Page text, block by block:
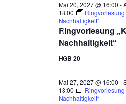
Ringvorlesung
Nachhaltigkeit“
Mai 20, 2027 @ 16:00 -
18:00
Ringvorlesung
Nachhaltigkeit“
HGB 20
Mai 27, 2027 @ 16:00 -
18:00
Ringvorlesung
Nachhaltigkeit“